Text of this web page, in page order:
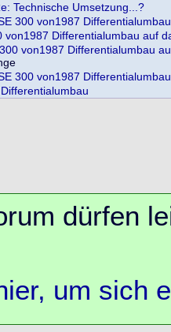
Technische Umsetzung...?
300 von1987
von1987 Differentialumbau auf
von1987 Differentialumbau
300 von1987
dürfen
um sich